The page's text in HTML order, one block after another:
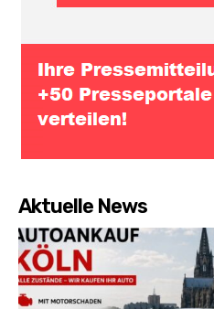
Aktuelle News